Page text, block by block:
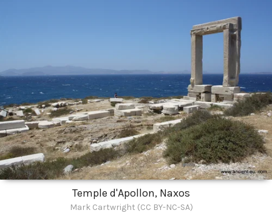
Temple d'Apollon, Naxos
Mark Cartwright (CC BY-NC-SA)